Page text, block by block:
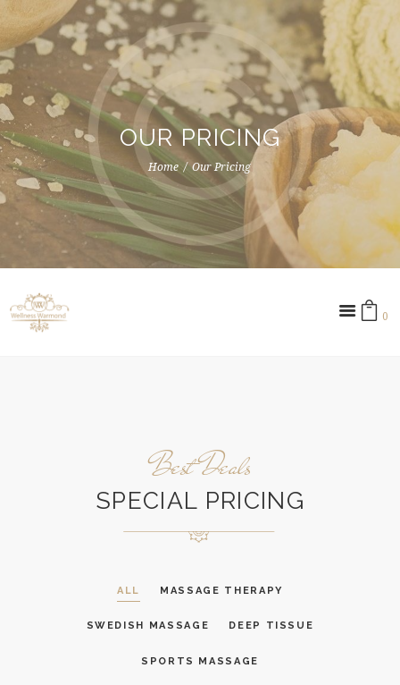
OUR PRICING
Home Our Pricing
0 ­
Best Deals
SPECIAL PRICING
ALL MASSAGE THERAPY
SWEDISH MASSAGE DEEP TISSUE
SPORTS MASSAGE